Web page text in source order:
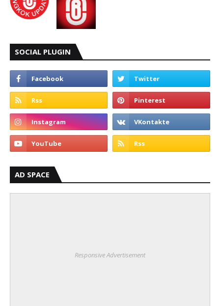
SOCIAL PLUGIN
AD SPACE
Responsive Advertisement